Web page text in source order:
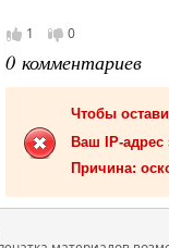
1 0
0 комментариев
Чтобы
Ваш IP-адрес
Причина: